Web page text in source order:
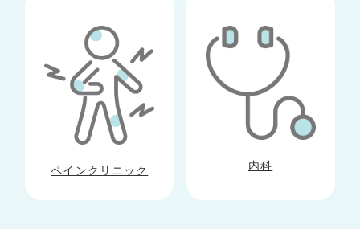
ペインクリニック 内科